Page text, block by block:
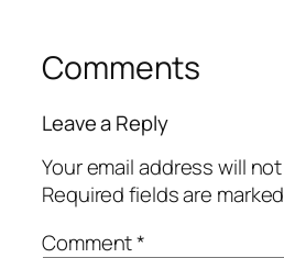
Comments
Leave a Reply
Your email address will
Required fields are
Comment*